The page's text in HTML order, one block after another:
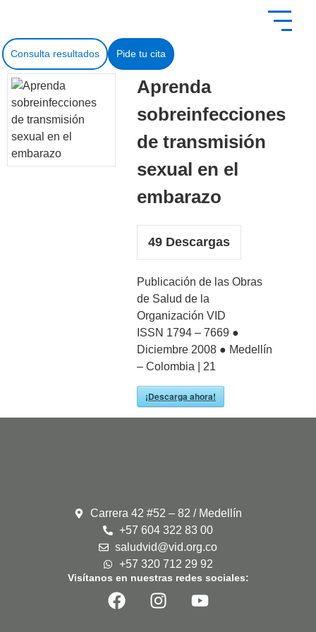
Consulta resultados Pide tu cita
Aprenda
sobreinfecciones
de transmisión
sexual en el
embarazo
49 Descargas
Publicación de las Obras
de Salud de la
Organización VID
ISSN 1794 – 7669 ●
Diciembre 2008 ● Medellín
– Colombia | 21
¡Descarga ahora!
Carrera 42 #52 – 82 / Medellín
+57 604 322 83 00
saludvid@vid.org.co
+57 320 712 29 92
Visítanos en nuestras redes sociales: